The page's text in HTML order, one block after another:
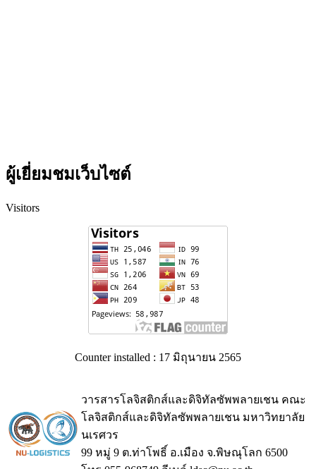
ผู้เยี่ยมชมเว็บไซต์
Visitors
Counter installed : 17 มิถุนายน 2565
วารสารโลจิสติกส์และดิจิทัลซัพพลายเชน คณะ
โลจิสติกส์และดิจิทัลซัพพลายเชน มหาวิทยาลัย
นเรศวร
99 หมู่ 9 ต.ท่าโพธิ์ อ.เมือง จ.พิษณุโลก 6500